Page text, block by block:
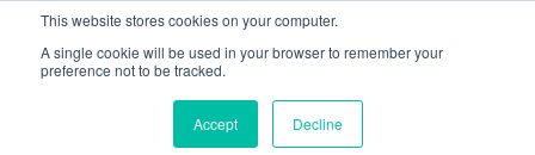
This website stores cookies on your computer.
A single cookie will be used in your browser to remember your
preference not to be tracked.
Accept Decline
ĐĂNG KÝ THÀNH